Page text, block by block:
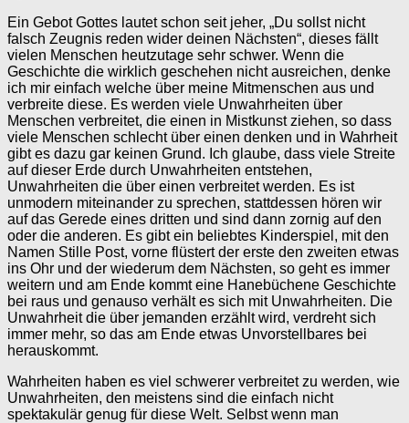
Ein Gebot Gottes lautet schon seit jeher, „Du sollst nicht
falsch Zeugnis reden wider deinen Nächsten“, dieses fällt
vielen Menschen heutzutage sehr schwer. Wenn die
Geschichte die wirklich geschehen nicht ausreichen, denke
ich mir einfach welche über meine Mitmenschen aus und
verbreite diese. Es werden viele Unwahrheiten über
Menschen verbreitet, die einen in Mistkunst ziehen, so dass
viele Menschen schlecht über einen denken und in Wahrheit
gibt es dazu gar keinen Grund. Ich glaube, dass viele Streite
auf dieser Erde durch Unwahrheiten entstehen,
Unwahrheiten die über einen verbreitet werden. Es ist
unmodern miteinander zu sprechen, stattdessen hören wir
auf das Gerede eines dritten und sind dann zornig auf den
oder die anderen. Es gibt ein beliebtes Kinderspiel, mit den
Namen Stille Post, vorne flüstert der erste den zweiten etwas
ins Ohr und der wiederum dem Nächsten, so geht es immer
weitern und am Ende kommt eine Hanebüchene Geschichte
bei raus und genauso verhält es sich mit Unwahrheiten. Die
Unwahrheit die über jemanden erzählt wird, verdreht sich
immer mehr, so das am Ende etwas Unvorstellbares bei
herauskommt.
Wahrheiten haben es viel schwerer verbreitet zu werden, wie
Unwahrheiten, den meistens sind die einfach nicht
spektakulär genug für diese Welt. Selbst wenn man